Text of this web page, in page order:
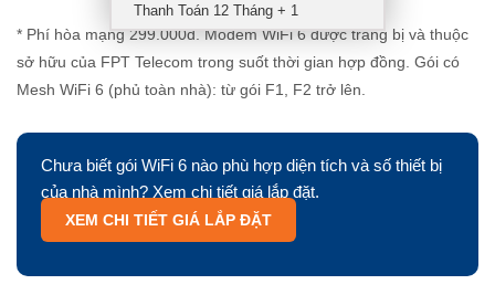
Thanh Toán 12 Tháng + 1
* Phí hòa mạng 299.000đ. Modem WiFi 6 được trang bị và thuộc
sở hữu của FPT Telecom trong suốt thời gian hợp đồng. Gói có
Mesh WiFi 6 (phủ toàn nhà): từ gói F1, F2 trở lên.
Chưa biết gói WiFi 6 nào phù hợp diện tích và số thiết bị
của nhà mình? Xem chi tiết giá lắp đặt.
XEM CHI TIẾT GIÁ LẮP ĐẶT